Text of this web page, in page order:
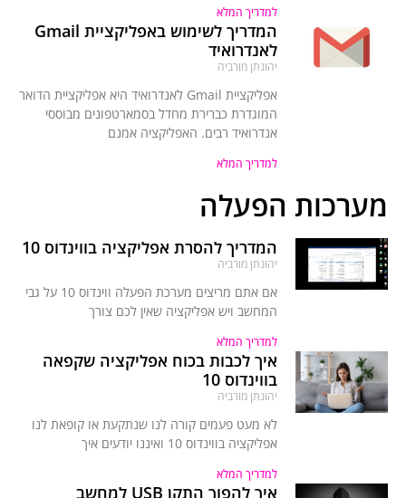
למדריך המלא
המדריך לשימוש באפליקציית Gmail
לאנדרואיד
יהונתן מורביה
אפליקציית Gmail לאנדרואיד היא אפליקציית הדואר
המוגדרת כברירת מחדל בסמארטפונים מבוססי
אנדרואיד רבים. האפליקציה אמנם
למדריך המלא
מערכות הפעלה
המדריך להסרת אפליקציה בווינדוס 10
יהונתן מורביה
אם אתם מריצים מערכת הפעלה ווינדוס 10 על גבי
המחשב ויש אפליקציה שאין לכם צורך
למדריך המלא
איך לכבות בכוח אפליקציה שקפאה
בווינדוס 10
יהונתן מורביה
לא מעט פעמים קורה לנו שנתקעת או קופאת לנו
אפליקציה בווינדוס 10 ואיננו יודעים איך
למדריך המלא
איך להפוך התקן USB למחשב